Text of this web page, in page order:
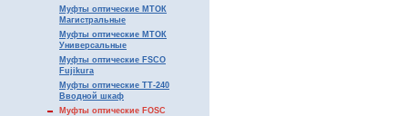
Муфты оптические МТОК
Магистральные
Муфты оптические МТОК
Универсальные
Муфты оптические FSCO
Fujikura
Муфты оптические ТТ-240
Вводной шкаф
Муфты оптические FOSC